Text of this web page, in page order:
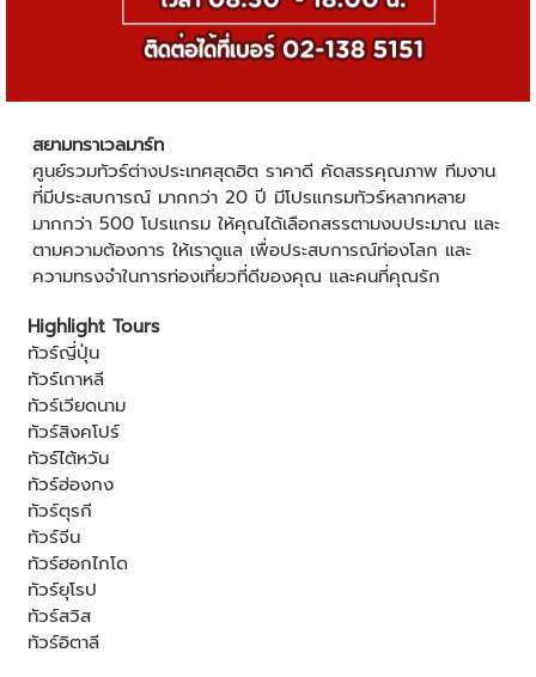
สยามทราเวลมาร์ท
ศูนย์รวมทัวร์ต่างประเทศสุดฮิต ราคาดี คัดสรรคุณภาพ ทีมงาน
ที่มีประสบการณ์ มากกว่า 20 ปี มีโปรแกรมทัวร์หลากหลาย
มากกว่า 500 โปรแกรม ให้คุณได้เลือกสรรตามงบประมาณ และ
ตามความต้องการ ให้เราดูแล เพื่อประสบการณ์ท่องโลก และ
ความทรงจำในการท่องเที่ยวที่ดีของคุณ และคนที่คุณรัก
Highlight Tours
ทัวร์ญี่ปุ่น
ทัวร์เกาหลี
ทัวร์เวียดนาม
ทัวร์สิงคโปร์
ทัวร์ไต้หวัน
ทัวร์ฮ่องกง
ทัวร์ตุรกี
ทัวร์จีน
ทัวร์ฮอกไกโด
ทัวร์ยุโรป
ทัวร์สวิส
ทัวร์อิตาลี